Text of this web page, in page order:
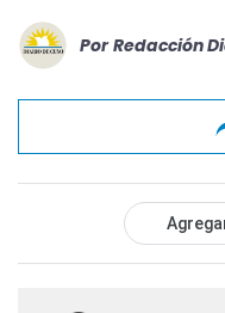
Por Redacción